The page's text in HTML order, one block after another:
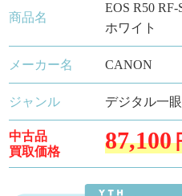
商品名
EOS R50
ホワイト
メーカー名 CANON
ジャンル デジタル一
中古品
買取価格
87,100